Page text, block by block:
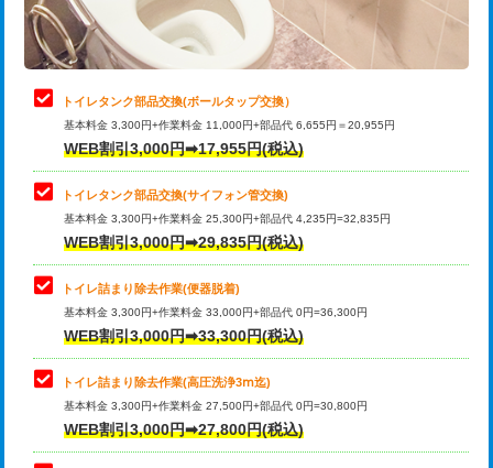
トイレタンク部品交換(ボールタップ交換）
基本料金 3,300円+作業料金 11,000円+部品代 6,655円＝20,955円
WEB割引3,000円➡17,955円(税込)
トイレタンク部品交換(サイフォン管交換)
基本料金 3,300円+作業料金 25,300円+部品代 4,235円=32,835円
WEB割引3,000円➡29,835円(税込)
トイレ詰まり除去作業(便器脱着)
基本料金 3,300円+作業料金 33,000円+部品代 0円=36,300円
WEB割引3,000円➡33,300円(税込)
トイレ詰まり除去作業(高圧洗浄3ⅿ迄)
基本料金 3,300円+作業料金 27,500円+部品代 0円=30,800円
WEB割引3,000円➡27,800円(税込)